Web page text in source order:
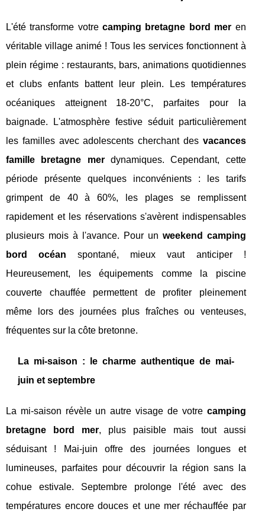
L'été transforme votrecamping bretagne bord mer en
véritable village animé ! Tous les services fonctionnent à
plein régime : restaurants, bars, animations quotidiennes
et clubs enfants battent leur plein. Les températures
océaniques atteignent 18-20°C, parfaites pour la
baignade. L'atmosphère festive séduit particulièrement
les familles avec adolescents cherchant des vacances
famille bretagne merdynamiques. Cependant, cette
période présente quelques inconvénients : les tarifs
grimpent de 40 à 60%, les plages se remplissent
rapidement et les réservations s'avèrent indispensables
plusieurs mois à l'avance. Pour un weekend camping
bord océan spontané, mieux vaut anticiper !
Heureusement, les équipements comme la piscine
couverte chauffée permettent de profiter pleinement
même lors des journées plus fraîches ou venteuses,
fréquentes sur la côte bretonne.
La mi-saison : le charme authentique de mai-
juin et septembre
La mi-saison révèle un autre visage de votre camping
bretagne bord mer, plus paisible mais tout aussi
séduisant ! Mai-juin offre des journées longues et
lumineuses, parfaites pour découvrir la région sans la
cohue estivale. Septembre prolonge l'été avec des
températures encore douces et une mer réchauffée par